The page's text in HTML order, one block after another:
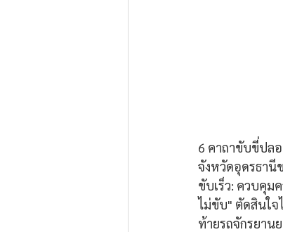
6 คาถาขับขี่ปล
จังหวัดอุดรธานี
ขับเร็ว: ควบคุม
ไม่ขับ" ตัดสินใ
ท้ายรถจักรยาน